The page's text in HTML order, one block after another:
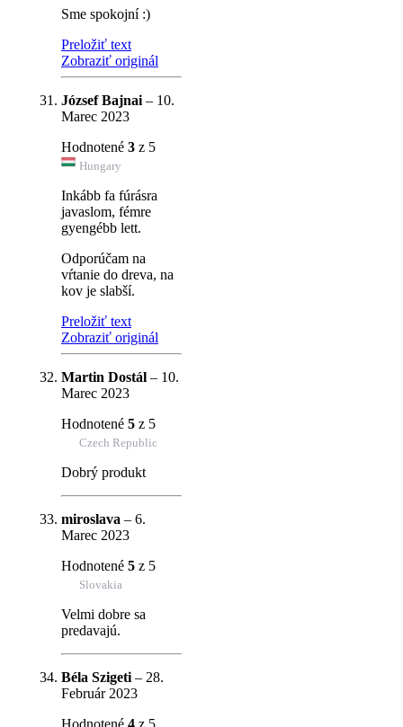
Sme spokojní :)
Preložiť text
Zobraziť originál
József Bajnai – 10.
Marec 2023
Hodnotené 3 z 5
Hungary
Inkább fa fúrásra
javaslom, fémre
gyengébb lett.
Odporúčam na
vŕtanie do dreva, na
kov je slabší.
Preložiť text
Zobraziť originál
Martin Dostál – 10.
Marec 2023
Hodnotené 5 z 5
Czech Republic
Dobrý produkt
miroslava – 6.
Marec 2023
Hodnotené 5 z 5
Slovakia
Velmi dobre sa
predavajú.
Béla Szigeti – 28.
Február 2023
Hodnotené 4 z 5